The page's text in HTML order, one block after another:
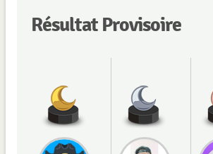
Résultat Provisoire